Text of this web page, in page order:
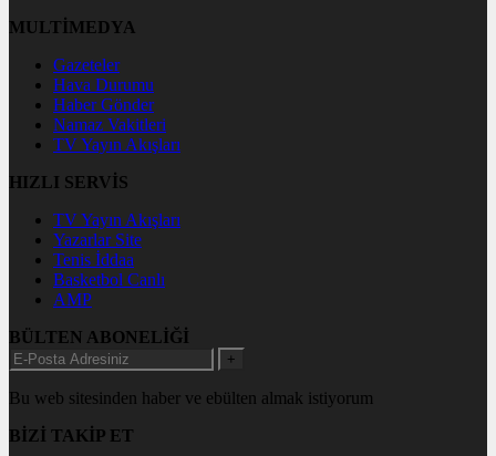
MULTİMEDYA
Gazeteler
Hava Durumu
Haber Gönder
Namaz Vakitleri
TV Yayın Akışları
HIZLI SERVİS
TV Yayın Akışları
Yazarlar Site
Tenis İddaa
Basketbol Canlı
AMP
BÜLTEN ABONELİĞİ
+
Bu web sitesinden haber ve ebülten almak istiyorum
BİZİ TAKİP ET